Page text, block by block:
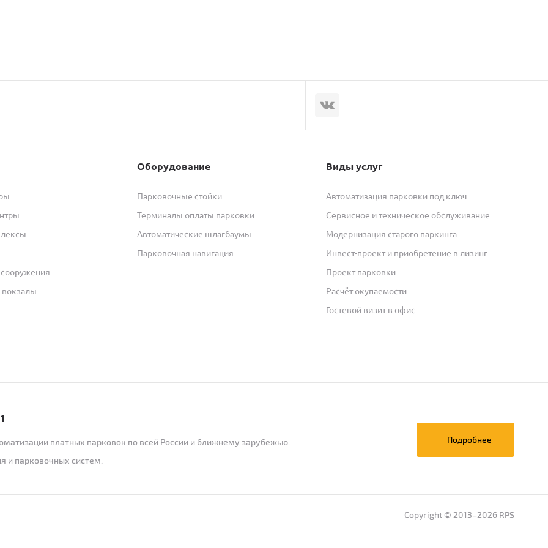
Оборудование
Парковочные стойки
Терминалы оплаты парковки
Автоматические шлагбаумы
Парковочная навигация
Виды услуг
Автоматизация парковки под ключ
Сервисное и техническое обслуживание
Модернизация старого паркинга
Инвест-проект и приобретение в лизинг
Проект парковки
Расчёт окупаемости
Гостевой визит в офис
платных парковок по всей России и ближнему зарубежью.
и парковочных систем.
Подробнее
Copyright © 2013–2026 RPS